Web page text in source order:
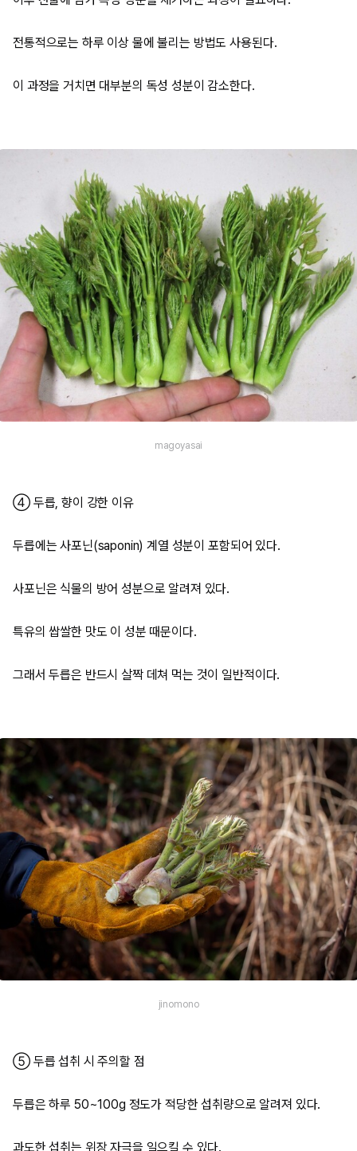
전통적으로는 하루 이상 물에 불리는 방법도 사용된다.
이 과정을 거치면 대부분의 독성 성분이 감소한다.
magoyasai
④ 두릅, 향이 강한 이유
두릅에는 사포닌(saponin) 계열 성분이 포함되어 있다.
사포닌은 식물의 방어 성분으로 알려져 있다.
특유의 쌉쌀한 맛도 이 성분 때문이다.
그래서 두릅은 반드시 살짝 데쳐 먹는 것이 일반적이다.
jinomono
⑤ 두릅 섭취 시 주의할 점
두릅은 하루 50~100g 정도가 적당한 섭취량으로 알려져 있다.
과도한 섭취는 위장 자극을 일으킬 수 있다.